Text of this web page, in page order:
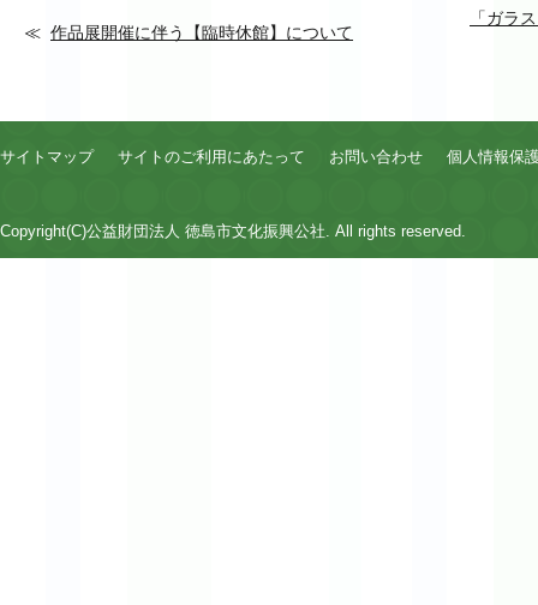
作品展開催に伴う【臨時休館】について
「ガラ
サイトマップ サイトのご利用にあたって お問い合わせ 個人情報保
Copyright(C)公益財団法人 徳島市文化振興公社. All rights reserved.